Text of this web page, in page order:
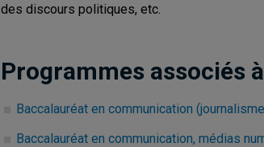
des discours politiques, etc.
Programmes associés
Baccalauréat en communication
Baccalauréat en communication, médias